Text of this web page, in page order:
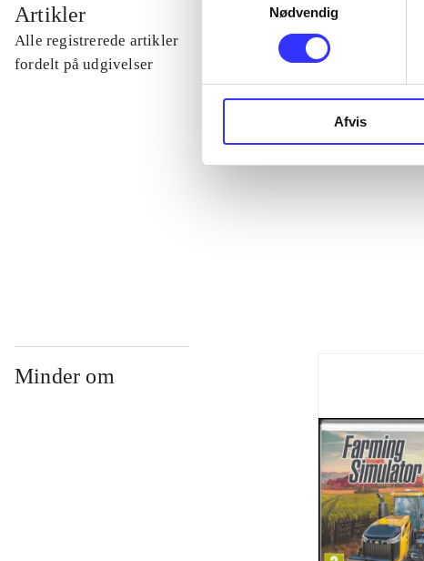
Nødvendig
Afvis
Artikler
Alle registrerede artikler
fordelt på udgivelser
...
Minder om